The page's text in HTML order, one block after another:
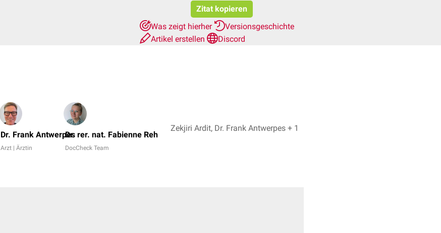
Zitat kopieren
Was zeigt hierher
Versionsgeschichte
Artikel erstellen
Discord
Dr. Frank Antwerpes
Arzt | Ärztin
Dr. rer. nat. Fabienne Reh
DocCheck Team
Zekjiri Ardit, Dr. Frank Antwerpes + 1